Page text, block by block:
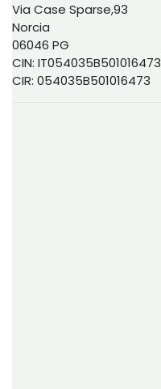
Via Case Sparse,93
Norcia
06046 PG
CIN: IT054035B501016473
CIR: 054035B501016473